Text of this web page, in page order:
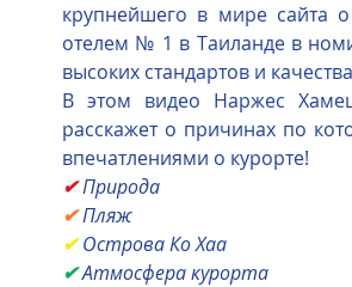
Six Senses CransMontana Switzerland
The Oberoi Beach Resort Mauritius
The Oberoi Dubai, UAE The Oberoi
крупнейшего в мире сайта
отелем № 1 в Таиланде в
высоких стандартов и
В этом видео Наржес
расскажет о причинах по
впечатлениями о курорте!
✔Природа
✔ Пляж
✔ Острова Ко Хаа
✔ Атмосфера курорта